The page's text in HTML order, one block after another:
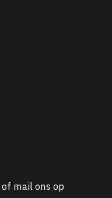
of mail ons op